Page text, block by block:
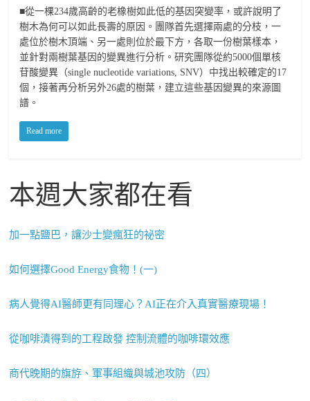
■從一棵234歲高齡的老橡樹如此低的基因突變率，或許說明了
樹木為何可以如此長壽的原因。團隊首先選擇兩處的分枝，一
處位於樹木頂端、另一處則位於最下方，各取一份樹葉樣本，
並針對兩樹葉基因的變異進行分析。研究團隊從約5000個單核
苷酸變異（single nucleotide variations, SNV）中找出較確定的17
個，接著再分析另外26處的樹葉，建立這些基因變異的來源圖
譜。
Read more
本週大家都在看
加一點鹽巴，讓沙士變瘋狂的祕密
如何選擇Good Energy食物！(一)
病人覺得AI醫師更有同理心？AI正在介入真實醫療現場！
從咖啡漬得到的工程啟發 控制流體的咖啡環效應
商代晚期的旗斿、軍事組織與城池攻防（四）